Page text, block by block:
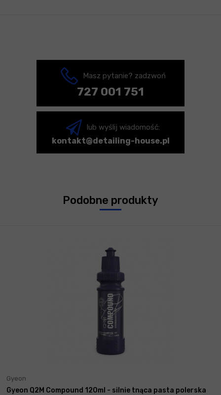
Masz pytanie? zadzwoń
727 001 751
lub wyślij wiadomość:
kontakt@detailing-house.pl
Podobne produkty
Gyeon
Gyeon Q2M Compound 120ml - silnie tnąca pasta polerska